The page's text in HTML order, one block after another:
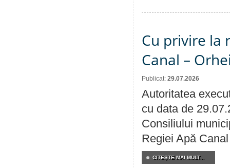
Cu privire la
Canal –
Publicat: 29.07.2026
Autoritatea
cu data de
Consiliului
Regiei Apă
CITEŞTE MAI MULT...